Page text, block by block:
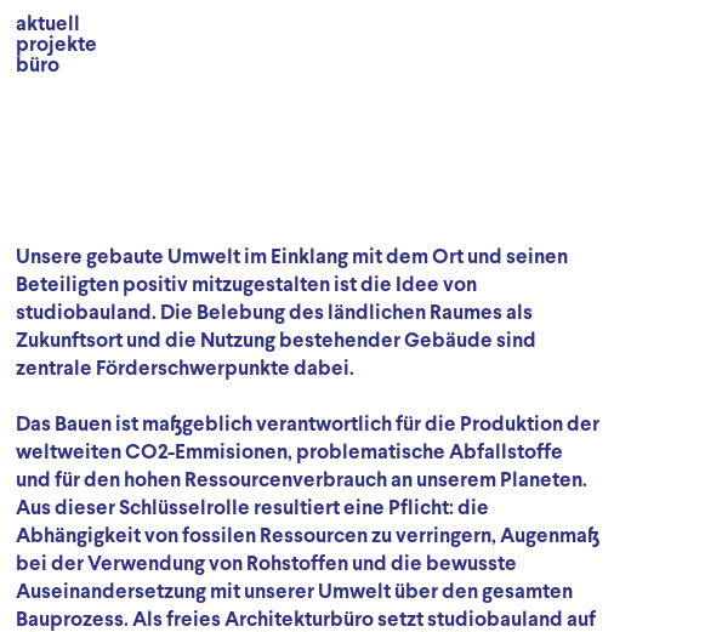
aktuell
projekte
büro
Unsere gebaute Umwelt im Einklang mit dem Ort und seinen
Beteiligten positiv mitzugestalten ist die Idee von
studiobauland. Die Belebung des ländlichen Raumes als
Zukunftsort und die Nutzung bestehender Gebäude sind
zentrale Förderschwerpunkte dabei.
Das Bauen ist maßgeblich verantwortlich für die Produktion der
weltweiten CO2-Emmisionen, problematische Abfallstoffe
und für den hohen Ressourcenverbrauch an unserem Planeten.
Aus dieser Schlüsselrolle resultiert eine Pflicht: die
Abhängigkeit von fossilen Ressourcen zu verringern, Augenmaß
bei der Verwendung von Rohstoffen und die bewusste
Auseinandersetzung mit unserer Umwelt über den gesamten
Bauprozess. Als freies Architekturbüro setzt studiobauland auf